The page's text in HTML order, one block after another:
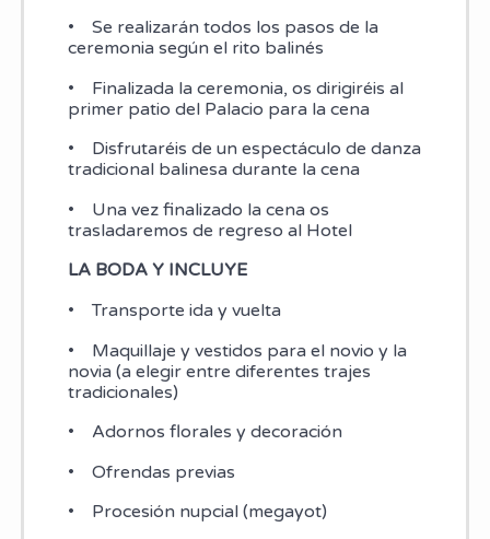
• Se realizarán todos los pasos de la
ceremonia según el rito balinés
• Finalizada la ceremonia, os dirigiréis al
primer patio del Palacio para la cena
• Disfrutaréis de un espectáculo de danza
tradicional balinesa durante la cena
• Una vez finalizado la cena os
trasladaremos de regreso al Hotel
LA BODA Y INCLUYE
• Transporte ida y vuelta
• Maquillaje y vestidos para el novio y la
novia (a elegir entre diferentes trajes
tradicionales)
• Adornos florales y decoración
• Ofrendas previas
• Procesión nupcial (megayot)